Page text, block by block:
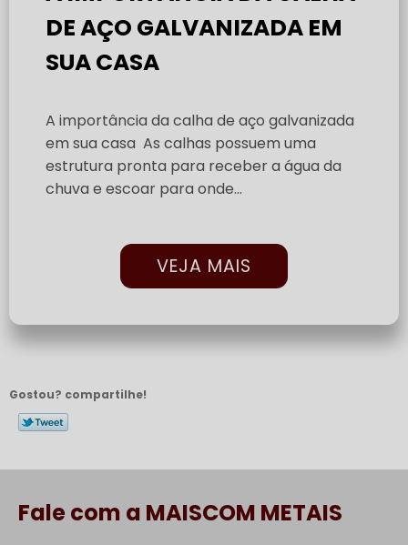
DE AÇO GALVANIZADA EM
SUA CASA
A importância da calha de aço galvanizada
em sua casa As calhas possuem uma
estrutura pronta para receber a água da
chuva e escoar para onde...
VEJA MAIS
Gostou? compartilhe!
Fale com a MAISCOM METAIS